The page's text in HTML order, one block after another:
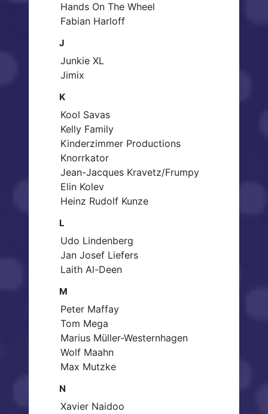
Hands On The Wheel
Fabian Harloff
J
Junkie XL
Jimix
K
Kool Savas
Kelly Family
Kinderzimmer Productions
Knorrkator
Jean-Jacques Kravetz/Frumpy
Elin Kolev
Heinz Rudolf Kunze
L
Udo Lindenberg
Jan Josef Liefers
Laith Al-Deen
M
Peter Maffay
Tom Mega
Marius Müller-Westernhagen
Wolf Maahn
Max Mutzke
N
Xavier Naidoo